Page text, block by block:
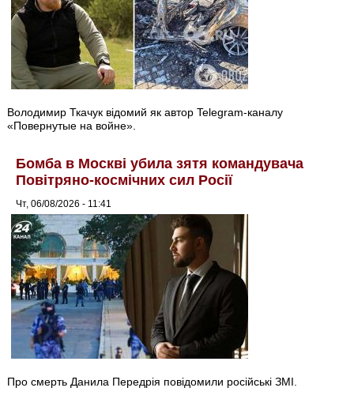
Володимир Ткачук відомий як автор Telegram-каналу
«Повернутые на войне».
Бомба в Москві убила зятя командувача
Повітряно-космічних сил Росії
Чт, 06/08/2026 - 11:41
Про смерть Данила Передрія повідомили російські ЗМІ.